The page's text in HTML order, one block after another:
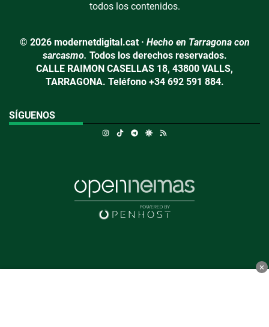
todos los contenidos.
© 2026 modernetdigital.cat · Hecho en Tarragona con
sarcasmo. Todos los derechos reservados.
CALLE RAIMON CASELLAS 18, 43800 VALLS,
TARRAGONA. Teléfono +34 692 591 884.
SÍGUENOS
Instagram
TikTokTelegramGoogle Discover
×